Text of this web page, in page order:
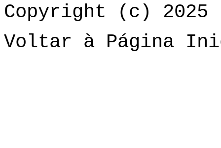
Copyright (c) 2025
Voltar à Página